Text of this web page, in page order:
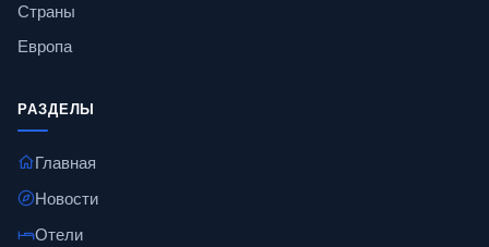
Страны
Европа
РАЗДЕЛЫ
Главная
Новости
Отели